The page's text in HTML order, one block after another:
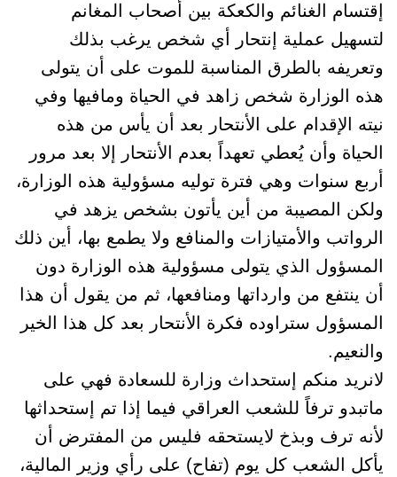
إقتسام الغنائم والكعكة بين أصحاب المغانم
لتسهيل عملية إنتحار أي شخص يرغب بذلك
وتعريفه بالطرق المناسبة للموت على أن يتولى
هذه الوزارة شخص زاهد في الحياة ومافيها وفي
نيته الإقدام على الأنتحار بعد أن يأس من هذه
الحياة وأن يُعطي تعهداً بعدم الأنتحار إلا بعد مرور
أربع سنوات وهي فترة توليه مسؤولية هذه الوزارة،
ولكن المصيبة من أين يأتون بشخص يزهد في
الرواتب والأمتيازات والمنافع ولا يطمع بها، أين ذلك
المسؤول الذي يتولى مسؤولية هذه الوزارة دون
أن ينتفع من وارداتها ومنافعها، ثم من يقول أن هذا
المسؤول ستراوده فكرة الأنتحار بعد كل هذا الخير
والنعيم.
لانريد منكم إستحداث وزارة للسعادة فهي على
ماتبدو ترفاً للشعب العراقي فيما إذا تم إستحداثها
لأنه ترف وبذخ لايستحقه فليس من المفترض أن
يأكل الشعب كل يوم (تفاح) على رأي وزير المالية،